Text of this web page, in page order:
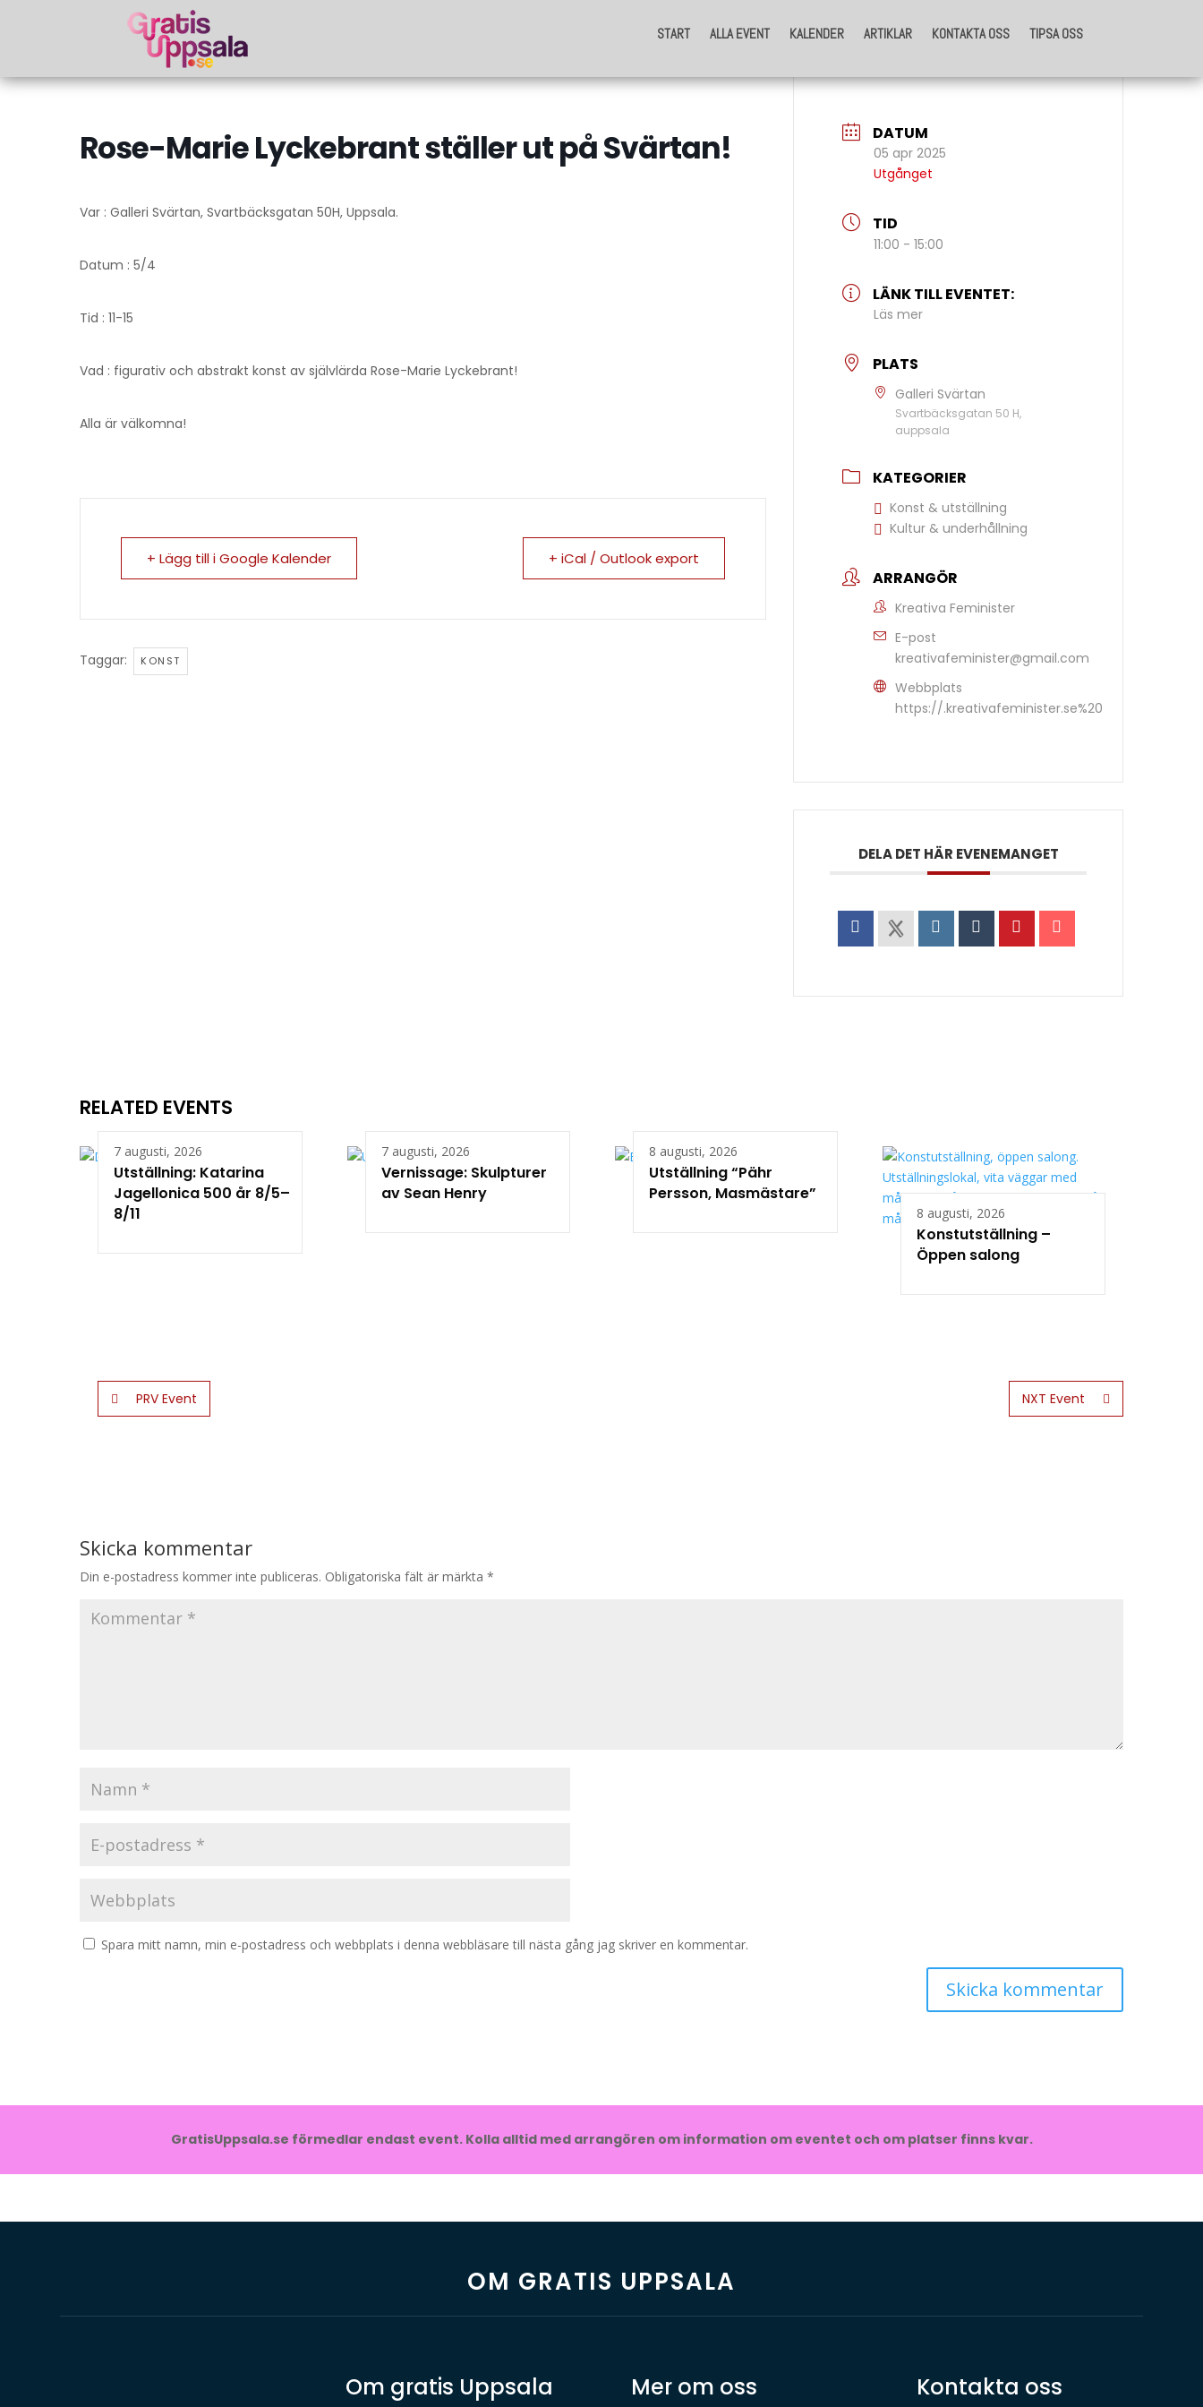
START ALLA EVENT KALENDER ARTIKLAR KONTAKTA OSS TIPSA OSS
START ALLA EVENT KALENDER ARTIKLAR KONTAKTA OSS TIPSA OSS
Rose-Marie Lyckebrant ställer ut på Svärtan!
Var : Galleri Svärtan, Svartbäcksgatan 50H, Uppsala.
Datum : 5/4
Tid : 11-15
Vad : figurativ och abstrakt konst av självlärda Rose-Marie Lyckebrant!
Alla är välkomna!
+ Lägg till i Google Kalender + iCal / Outlook export
Taggar: KONST
DATUM
05 apr 2025
Utgånget
TID
11:00 - 15:00
LÄNK TILL EVENTET:
Läs mer
PLATS
Galleri Svärtan
Svartbäcksgatan 50 H,
auppsala
KATEGORIER
Konst & utställning
Kultur & underhållning
ARRANGÖR
Kreativa Feminister
E-post
kreativafeminister@gmail.com
Webbplats
https://.kreativafeminister.se%20
DELA DET HÄR EVENEMANGET
RELATED EVENTS
7 augusti, 2026
Utställning: Katarina
Jagellonica 500 år 8/5–
8/11
7 augusti, 2026
Vernissage: Skulpturer
av Sean Henry
8 augusti, 2026
Utställning “Pähr
Persson, Masmästare”
8 augusti, 2026
Konstutställning –
Öppen salong
PRV Event NXT Event
Skicka kommentar
Din e-postadress kommer inte publiceras. Obligatoriska fält är märkta *
Spara mitt namn, min e-postadress och webbplats i denna webbläsare till nästa gång jag skriver en kommentar.
GratisUppsala.se förmedlar endast event. Kolla alltid med arrangören om information om eventet och om platser finns kvar.
OM GRATIS UPPSALA
Om gratis Uppsala Mer om oss Kontakta oss